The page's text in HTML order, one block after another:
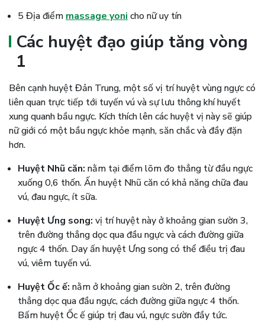
5 Địa điểm massage yoni cho nữ uy tín
Các huyệt đạo giúp tăng vòng
1
Bên cạnh huyệt Đản Trung, một số vị trí huyệt vùng ngực có
liên quan trực tiếp tới tuyến vú và sự lưu thông khí huyết
xung quanh bầu ngực. Kích thích lên các huyệt vị này sẽ giúp
nữ giới có một bầu ngực khỏe mạnh, săn chắc và đầy đặn
hơn.
Huyệt Nhũ căn: nằm tại điểm lõm đo thẳng từ đầu ngực
xuống 0,6 thốn. Ấn huyệt Nhũ căn có khả năng chữa đau
vú, đau ngực, ít sữa.
Huyệt Ưng song: vị trí huyệt này ở khoảng gian sườn 3,
trên đường thẳng dọc qua đầu ngực và cách đường giữa
ngực 4 thốn. Day ấn huyệt Ưng song có thể điều trị đau
vú, viêm tuyến vú.
Huyệt Ốc ế: nằm ở khoảng gian sườn 2, trên đường
thẳng dọc qua đầu ngực, cách đường giữa ngực 4 thốn.
Bấm huyệt Ốc ế giúp trị đau vú, ngực sườn đầy tức.